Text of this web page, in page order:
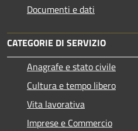
Documenti e dati
CATEGORIE DI SERVIZIO
Anagrafe e stato civile
Cultura e tempo libero
Vita lavorativa
Imprese e Commercio